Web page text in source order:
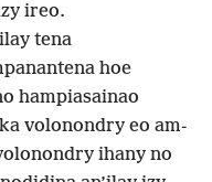
ireo.
tena
hoe
hampiasainao
volonondry eo am-
ihany no